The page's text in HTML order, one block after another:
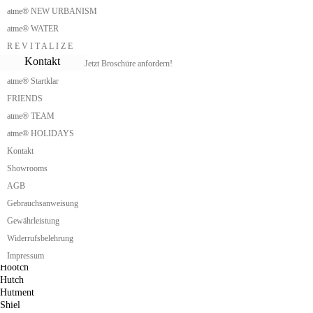
atme® NEW URBANISM
atme® WATER
R E V I T A L I Z E
Kontakt
Jetzt Broschüre anfordern!
atme® Startklar
FRIENDS
atme® TEAM
atme® HOLIDAYS
Kontakt
Showrooms
AGB
Gebrauchsanweisung
Gewährleistung
Widerrufsbelehrung
Impressum
Poolhaus
Prefab Cabin
Tannhäuschen
Freizeitunterkunft
Plaggenhütte
Grubenhaus
Grubenhütte
Laube
Sommerhaus
Shanty
Hovel
Lean-To
Shed
Camp
Hooch
Hootch
Hutch
Hutment
Shiel